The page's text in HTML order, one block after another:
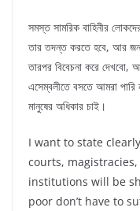
সমস্ত সামরিক বাহিনীর
তার তদন্ত করতে হবে, আর
তারপর বিবেচনা করে দেখবো,
এসেম্বলীতে বসতে আমরা
মানুষের অধিকার চাই।
I want to state
courts,
institutions will be
poor don’t have to